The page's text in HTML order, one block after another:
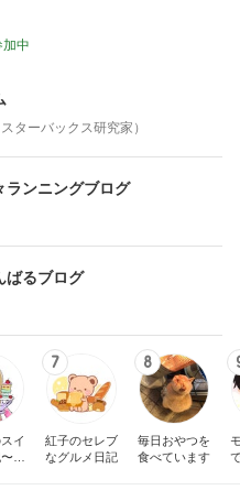
中
ターバックス研究家）
ランニングブログ
ばるブログ
イ
小
7
紅子のセレブ
なグルメ日記
8
毎日おやつを
食べています